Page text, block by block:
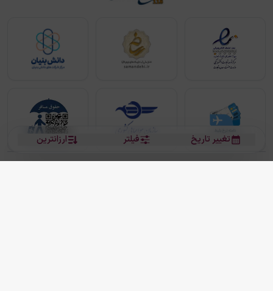
ارزانترین فیلتر تغییر تاریخ